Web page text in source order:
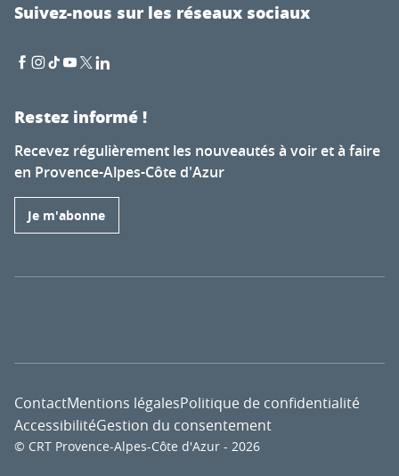
Suivez-nous sur les réseaux sociaux
Restez informé !
Recevez régulièrement les nouveautés à voir et à faire
en Provence-Alpes-Côte d'Azur
Je m'abonne
© CRT Provence-Alpes-Côte d'Azur - 2026
ContactMentions légalesPolitique de confidentialité
AccessibilitéGestion du consentement